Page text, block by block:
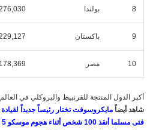
8 بولندا
9 باكستان
10 مصر 178,369
أكبر الدول المنتجة للقرنبيط والبروكلي في العالم
شاهد أيضاً مايكروسوفت تختار رئيساً جديداً
فتى مسلما أنقذ 100 شخص أثناء هجوم موسكو
5 أسباب تمنع تحقيق السعادة